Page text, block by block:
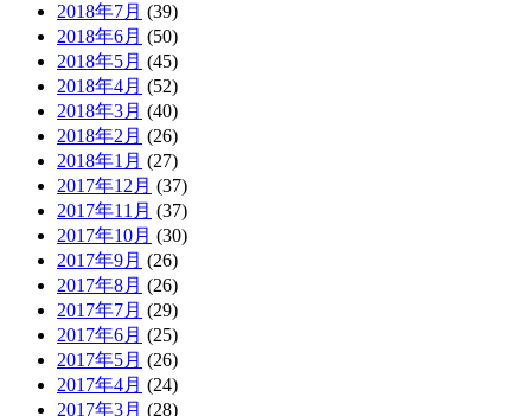
2018年7月 (39)
2018年6月 (50)
2018年5月 (45)
2018年4月 (52)
2018年3月 (40)
2018年2月 (26)
2018年1月 (27)
2017年12月 (37)
2017年11月 (37)
2017年10月 (30)
2017年9月 (26)
2017年8月 (26)
2017年7月 (29)
2017年6月 (25)
2017年5月 (26)
2017年4月 (24)
2017年3月 (28)